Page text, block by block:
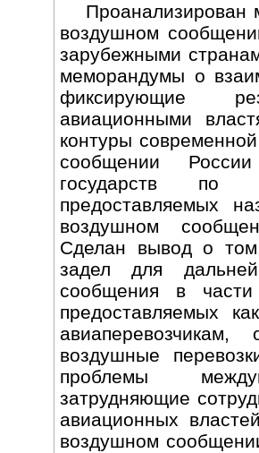
Проанализирован
воздушном
зарубежными
меморандумы о
фиксирующие
авиационными
контуры
сообщении
государств по
предоставляемых
воздушном
Сделан вывод о
задел для
сообщения в части
предоставляемых
воздушные
проблемы
затрудняющие
авиационных
воздушном